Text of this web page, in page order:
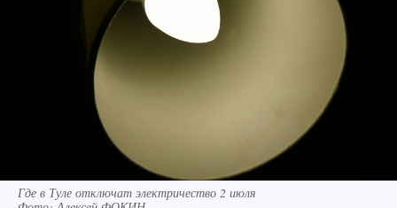
Где в Туле отключат электричество 2 июля